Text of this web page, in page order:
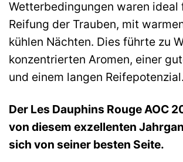
Wetterbedingungen waren ideal
Reifung der Trauben, mit
kühlen Nächten. Dies führte zu
konzentrierten Aromen, einer
und einem langen Reifepotenzial.
Der Les Dauphins Rouge AOC
von diesem exzellenten
sich von seiner besten Seite.